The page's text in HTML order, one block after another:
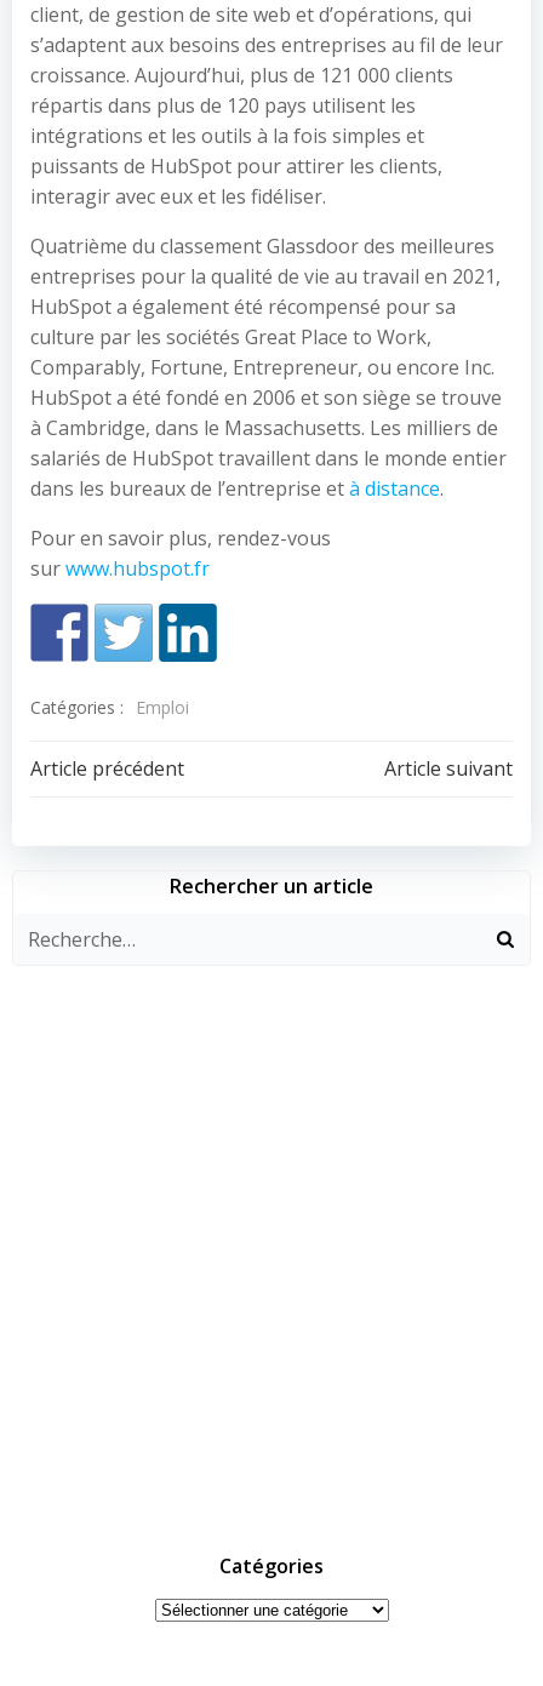
client, de gestion de site web et d’opérations, qui
s’adaptent aux besoins des entreprises au fil de leur
croissance. Aujourd’hui, plus de 121 000 clients
répartis dans plus de 120 pays utilisent les
intégrations et les outils à la fois simples et
puissants de HubSpot pour attirer les clients,
interagir avec eux et les fidéliser.
Quatrième du classement Glassdoor des meilleures
entreprises pour la qualité de vie au travail en 2021,
HubSpot a également été récompensé pour sa
culture par les sociétés Great Place to Work,
Comparably, Fortune, Entrepreneur, ou encore Inc.
HubSpot a été fondé en 2006 et son siège se trouve
à Cambridge, dans le Massachusetts. Les milliers de
salariés de HubSpot travaillent dans le monde entier
dans les bureaux de l’entreprise età distance.
Pour en savoir plus, rendez-vous
surwww.hubspot.fr
Catégories : Emploi
Navigation
de
l’article
Article précédent
Navigation
de
l’article
Article suivant
Rechercher un article
Catégories
Catégories